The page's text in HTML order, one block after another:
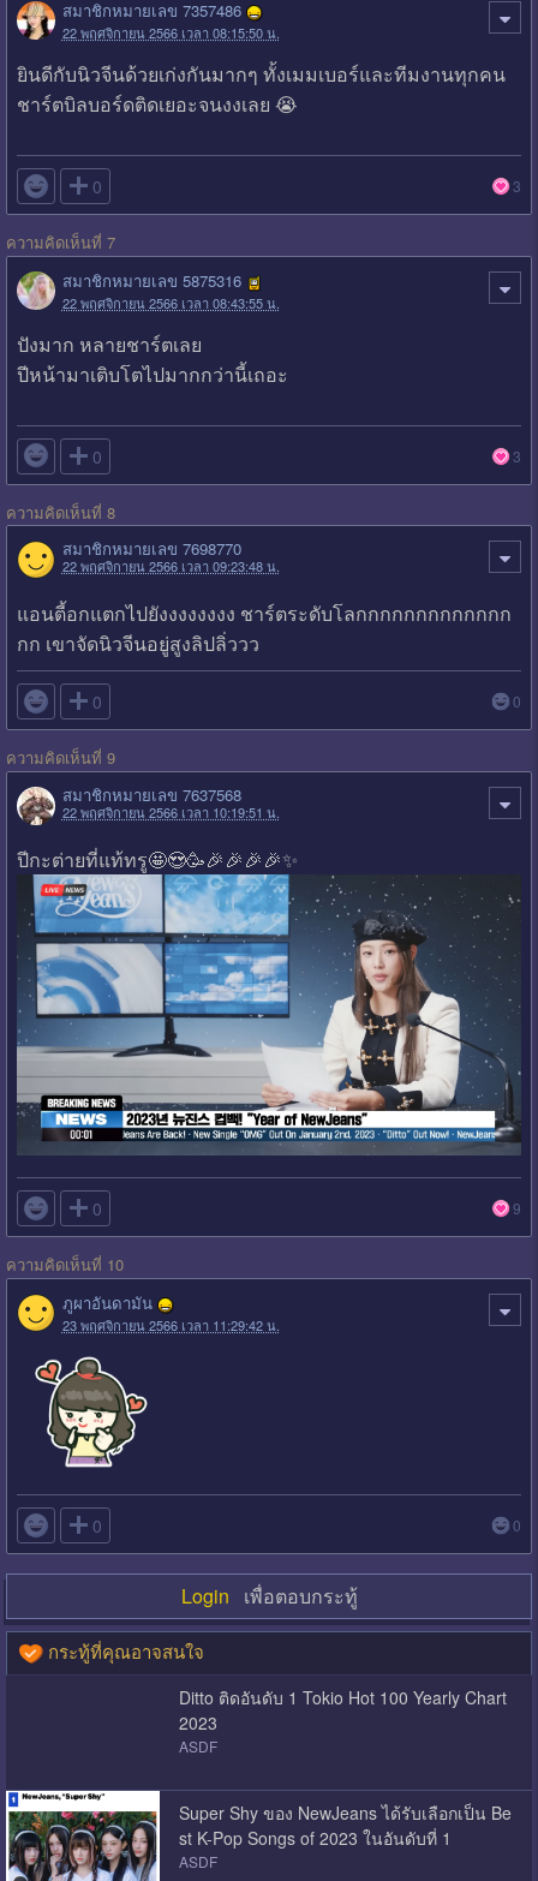
สมาชิกหมายเลข 7357486
22 พฤศจิกายน 2566 เวลา 08:15:50 น.
ยินดีกับนิวจีนด้วยเก่งกันมากๆ ทั้งเมมเบอร์และทีมงานทุกคน
ชาร์ตบิลบอร์ดติดเยอะจนงงเลย 😭
 0 3
ความคิดเห็นที่ 7
สมาชิกหมายเลข 5875316
22 พฤศจิกายน 2566 เวลา 08:43:55 น.
ปังมาก หลายชาร์ตเลย
ปีหน้ามาเติบโตไปมากกว่านี้เถอะ
 0 3
ความคิดเห็นที่ 8
สมาชิกหมายเลข 7698770
22 พฤศจิกายน 2566 เวลา 09:23:48 น.
แอนตี้อกแตกไปยังงงงงงงง ชาร์ตระดับโลกกกกกกกกกกกกก
กก เขาจัดนิวจีนอยู่สูงลิปลิ่ววว
 0 0
ความคิดเห็นที่ 9
สมาชิกหมายเลข 7637568
22 พฤศจิกายน 2566 เวลา 10:19:51 น.
ปีกะต่ายที่แท้ทรู🤩😍🥳🎉🎉🎉🎉✨
 0 9
ความคิดเห็นที่ 10
ภูผาอันดามัน
23 พฤศจิกายน 2566 เวลา 11:29:42 น.
 0 0
Login เพื่อตอบกระทู้
กระทู้ที่คุณอาจสนใจ
Ditto ติดอันดับ 1 Tokio Hot 100 Yearly Chart
2023
ASDF
Super Shy ของ NewJeans ได้รับเลือกเป็น Be
st K-Pop Songs of 2023 ในอันดับที่ 1
ASDF